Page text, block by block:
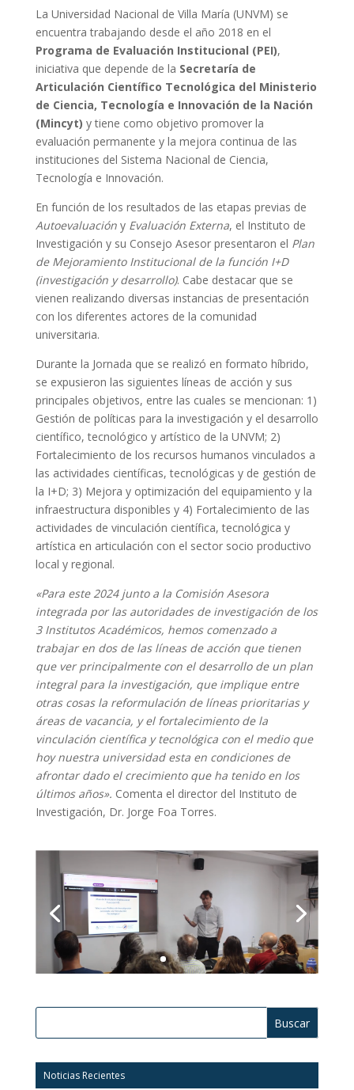
La Universidad Nacional de Villa María (UNVM) se
encuentra trabajando desde el año 2018 en el
Programa de Evaluación Institucional (PEI),
iniciativa que depende de la Secretaría de
Articulación Científico Tecnológica del Ministerio
de Ciencia, Tecnología e Innovación de la Nación
(Mincyt) y tiene como objetivo promover la
evaluación permanente y la mejora continua de las
instituciones del Sistema Nacional de Ciencia,
Tecnología e Innovación.
En función de los resultados de las etapas previas de
Autoevaluacióny Evaluación Externa, el Instituto de
Investigación y su Consejo Asesor presentaron el Plan
de Mejoramiento Institucional de la función I+D
(investigación y desarrollo). Cabe destacar que se
vienen realizando diversas instancias de presentación
con los diferentes actores de la comunidad
universitaria.
Durante la Jornada que se realizó en formato híbrido,
se expusieron las siguientes líneas de acción y sus
principales objetivos, entre las cuales se mencionan: 1)
Gestión de políticas para la investigación y el desarrollo
científico, tecnológico y artístico de la UNVM; 2)
Fortalecimiento de los recursos humanos vinculados a
las actividades científicas, tecnológicas y de gestión de
la I+D; 3) Mejora y optimización del equipamiento y la
infraestructura disponibles y 4) Fortalecimiento de las
actividades de vinculación científica, tecnológica y
artística en articulación con el sector socio productivo
local y regional.
«Para este 2024 junto a la Comisión Asesora
integrada por las autoridades de investigación de los
3 Institutos Académicos, hemos comenzado a
trabajar en dos de las líneas de acción que tienen
que ver principalmente con el desarrollo de un plan
integral para la investigación, que implique entre
otras cosas la reformulación de líneas prioritarias y
áreas de vacancia, y el fortalecimiento de la
vinculación científica y tecnológica con el medio que
hoy nuestra universidad esta en condiciones de
afrontar dado el crecimiento que ha tenido en los
últimos años». Comenta el director del Instituto de
Investigación, Dr. Jorge Foa Torres.
Buscar:
Noticias Recientes